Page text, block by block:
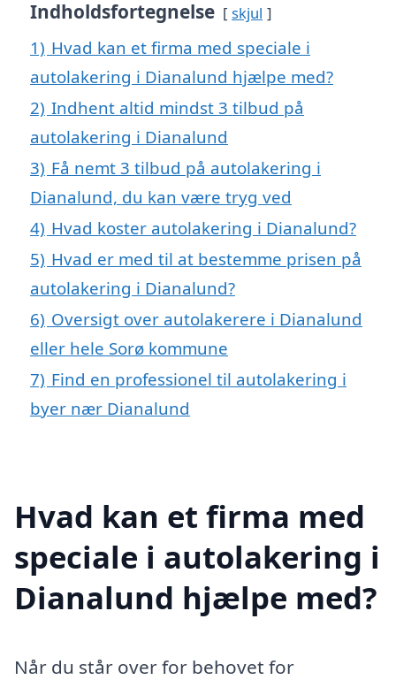
Indholdsfortegnelse skjul
1) Hvad kan et firma med speciale i
autolakering i Dianalund hjælpe med?
2) Indhent altid mindst 3 tilbud på
autolakering i Dianalund
3) Få nemt 3 tilbud på autolakering i
Dianalund, du kan være tryg ved
4) Hvad koster autolakering i Dianalund?
5) Hvad er med til at bestemme prisen på
autolakering i Dianalund?
6) Oversigt over autolakerere i Dianalund
eller hele Sorø kommune
7) Find en professionel til autolakering i
byer nær Dianalund
Hvad kan et firma med
speciale i autolakering i
Dianalund hjælpe med?
Når du står over for behovet for